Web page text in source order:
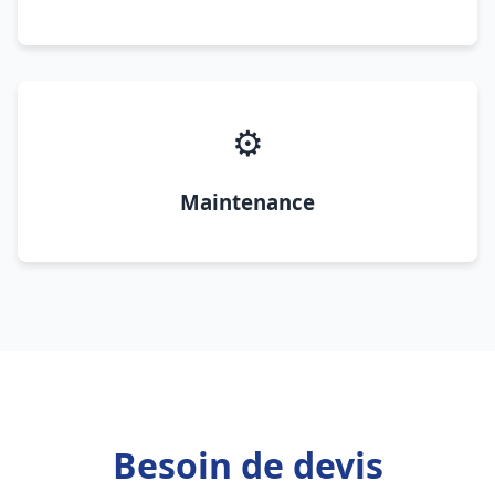
⚙️
Maintenance
Besoin de devis